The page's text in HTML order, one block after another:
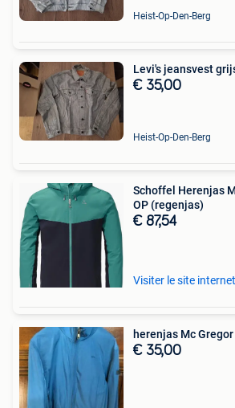
Heist-Op-Den-Berg
Levi's jeansvest
€ 35,00
Heist-Op-Den-Berg
Schoffel Herenjas
OP (regenjas)
€ 87,54
Visiter le site internet
herenjas Mc
€ 35,00